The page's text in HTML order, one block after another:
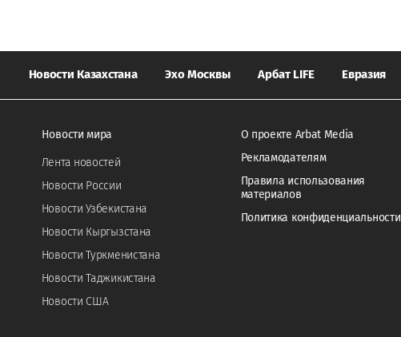
Новости Казахстана Эхо Москвы Арбат LIFE Евразия
Новости мира
Лента новостей
Новости России
Новости Узбекистана
Новости Кыргызстана
Новости Туркменистана
Новости Таджикистана
Новости США
О проекте Arbat Media
Рекламодателям
Правила использования
материалов
Политика конфиденциальности